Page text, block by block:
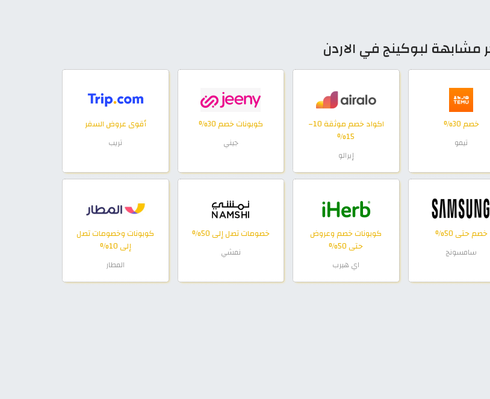
مشابهة لبوكينج في الاردن
خصم 30%
تيمو
اكواد خصم موثقة 10–
15%
إيرالو
كوبونات خصم 30%
جيني
أقوى عروض السفر
تريب
خصم حتى 50%
سامسونج
كوبونات خصم وعروض
حتى 50%
اي هيرب
خصومات تصل إلى 50%
نمشي
كوبونات وخصومات تصل
إلى 10%
المطار